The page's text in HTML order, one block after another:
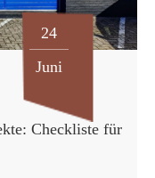
24
Juni
Checkliste für